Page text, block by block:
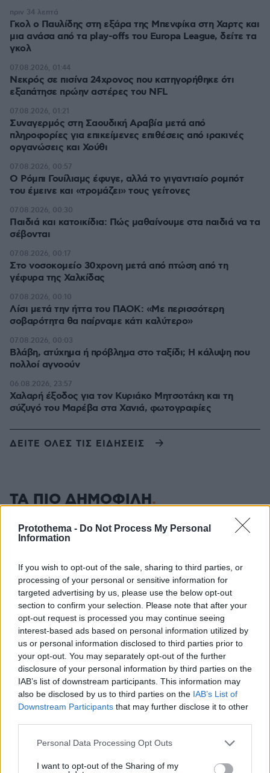
Protothema - Do Not Process My Personal
Information
If you wish to opt-out of the sale, sharing to third parties, or
processing of your personal or sensitive information for
targeted advertising by us, please use the below opt-out
section to confirm your selection. Please note that after your
opt-out request is processed you may continue seeing
interest-based ads based on personal information utilized by
us or personal information disclosed to third parties prior to
your opt-out. You may separately opt-out of the further
disclosure of your personal information by third parties on the
IAB’s list of downstream participants. This information may
also be disclosed by us to third parties on the IAB’s List of
Downstream Participants that may further disclose it to other
Please note that this website/app uses one or more Google
not limited to your visit or usage behaviour. You may click to
Personal Data Processing Opt Outs
I want to opt-out of the Sharing of my
Γκολ ο Παυλίδης στη εξάρα της Μπενφίκα στη Χαρτς και
μια ανάσα από τα play-offs του Europa League, δείτε τα
γκολ
πριν 34 λεπτά
Νεκρός σε πισίνα 24χρονος που κατηγορήθηκε ότι
εξαπάτησε πρώην αστέρες του NFL
07.08.2026, 01:44
Συναγερμός στη Σαουδική Αραβία μετά από
πληροφορίες για επικείμενες επιθέσεις από ιρακινές
οργανώσεις και Χούθι
07.08.2026, 01:21
Ο Ρόμπι Γουίλιαμς έφυγε, αλλά το γιγαντιαίο ρομπότ
του έμεινε και «τρομάζει» τους γείτονες
07.08.2026, 00:57
Παιδιά και κατοικίδια: Πώς μαθαίνουμε στα παιδιά να τα
σέβονται
07.08.2026, 00:30
Στο νοσοκομείο 30χρονη μετά από πτώση από τη
γέφυρα της Χαλκίδας
07.08.2026, 00:17
Λίσι μετά την ήττα του ΠΑΟΚ: «Με περισσότερη
σοβαρότητα θα παίρναμε κάτι καλύτερο»
07.08.2026, 00:10
Βλάβη, ατύχημα ή πρόβλημα στο ταξίδι; Η κάλυψη που
πολλοί αγνοούν
07.08.2026, 00:03
Χαλαρή έξοδος για τον Κυριάκο Μητσοτάκη και τη
σύζυγό του Μαρέβα στα Χανιά, φωτογραφίες
06.08.2026, 23:57
ΔΕΙΤΕ ΟΛΕΣ ΤΙΣ ΕΙΔΗΣΕΙΣ
ΤΑ ΠΙΟ ΔΗΜΟΦΙΛΗ